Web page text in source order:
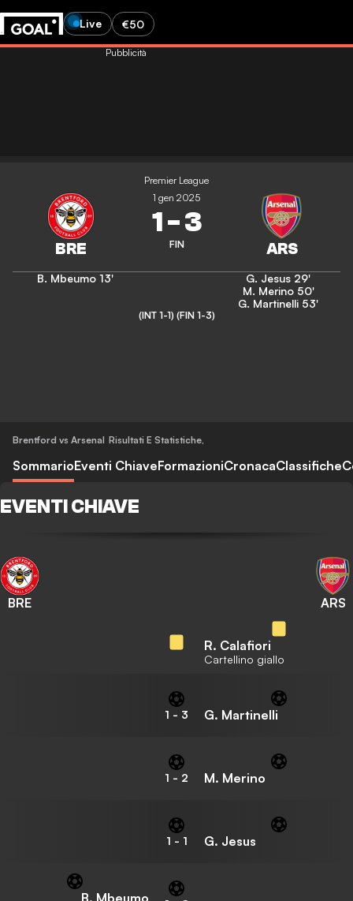
Live €50
Pubblicità
Premier League
1 gen 2025
1-3
FIN
B. Mbeumo 13' G. Jesus 29'
M. Merino 50'
G. Martinelli 53'
(INT 1-1) (FIN 1-3)
Brentford vs Arsenal Risultati E Statistiche,
SommarioEventi ChiaveFormazioniCronacaClassifiche
EVENTI CHIAVE
BRE ARS
R. Calafiori
Cartellino giallo
1 - 3 G. Martinelli
1 - 2 M. Merino
1 - 1 G. Jesus
B. Mbeumo